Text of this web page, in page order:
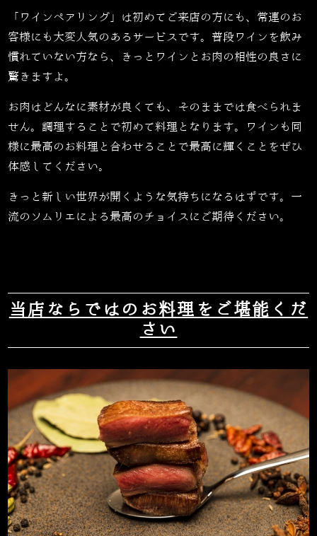
「ワインペアリング」は初めてご来店の方にも、常連のお
客様にも大変人気のあるサービスです。普段ワインを飲み
慣れていない方なら、きっとワインとお肉の相性の良さに
驚きますよ。
お肉はどんなに素材が良くても、そのままでは食べられま
せん。調理することで初めて料理となります。ワインも同
様に最高のお料理と合わせることで最高に輝くことをぜひ
体感してください。
きっと新しい世界が開くような気持ちになるはずです。一
流のソムリエによる最高のチョイスにご期待ください。
当店ならではのお料理をご堪能くだ
さい